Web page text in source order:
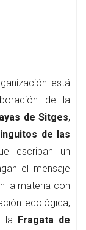
está
de la
de Sitges,
de las
escriban un
el mensaje
la materia con
ecológica,
la Fragata de